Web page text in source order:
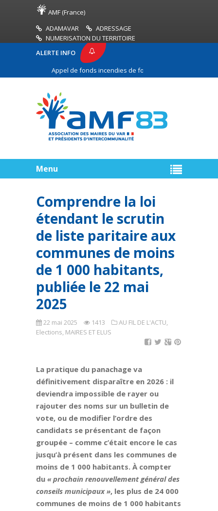
AMF (France)
ADAMAVAR
ADRESSAGE
NUMERISATION DU TERRITOIRE
ALERTE INFO
Appel de fonds incendies de forêt
Menu
Comprendre la loi
étendant le scrutin
de liste paritaire aux
communes de moins
de 1 000 habitants,
publiée le 22 mai
2025
22 mai 2025 1413 AU FIL DE L'ACTU,
Elections, MAIRES ET ELUS
La pratique du panachage va
définitivement disparaître en 2026 : il
deviendra impossible de rayer ou
rajouter des noms sur un bulletin de
vote, ou de modifier l’ordre des
candidats se présentant de façon
groupée – comme c’était encore le cas
jusqu’à présent dans les communes de
moins de 1 000 habitants. À compter
du « prochain renouvellement général des
conseils municipaux », les plus de 24 000
communes de moins de 1 000 habitants